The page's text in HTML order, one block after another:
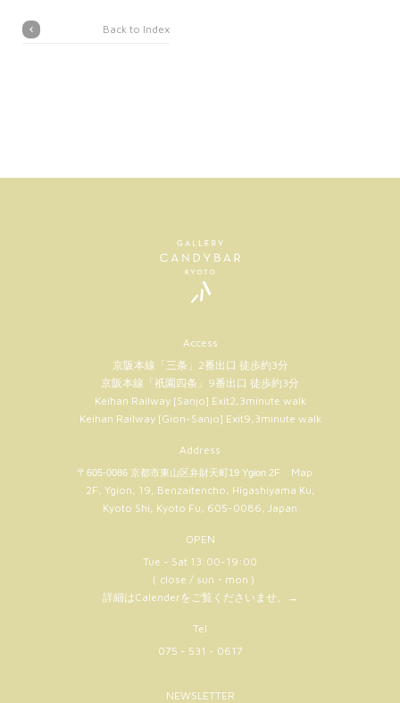
Back to Index
Access
京阪本線「三条」2番出口 徒歩約3分
京阪本線「祇園四条」9番出口 徒歩約3分
Keihan Railway [Sanjo] Exit2,3minute walk
Keihan Railway [Gion-Sanjo] Exit9,3minute walk
Address
〒605-0086 京都市東山区弁財天町19 Ygion 2F
Map
2F, Ygion, 19, Benzaitencho, Higashiyama Ku,
Kyoto Shi, Kyoto Fu, 605-0086, Japan
OPEN
Tue - Sat 13:00-19:00
（ close / sun・mon )
詳細はCalenderをご覧くださいませ。
→
Tel
075 - 531 - 0617
NEWSLETTER